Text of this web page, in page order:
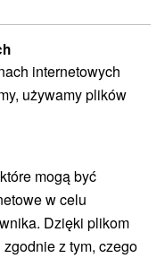
(1)
Sporty(1)
internetowych
używamy plików
mogą być
w celu
Dzięki plikom
z tym, czego